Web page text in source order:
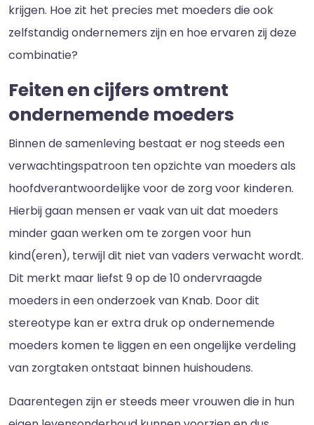
krijgen. Hoe zit het precies met moeders die ook
zelfstandig ondernemers zijn en hoe ervaren zij deze
combinatie?
Feiten en cijfers omtrent
ondernemende moeders
Binnen de samenleving bestaat er nog steeds een
verwachtingspatroon ten opzichte van moeders als
hoofdverantwoordelijke voor de zorg voor kinderen.
Hierbij gaan mensen er vaak van uit dat moeders
minder gaan werken om te zorgen voor hun
kind(eren), terwijl dit niet van vaders verwacht wordt.
Dit merkt maar liefst 9 op de 10 ondervraagde
moeders in een onderzoek van Knab. Door dit
stereotype kan er extra druk op ondernemende
moeders komen te liggen en een ongelijke verdeling
van zorgtaken ontstaat binnen huishoudens.
Daarentegen zijn er steeds meer vrouwen die in hun